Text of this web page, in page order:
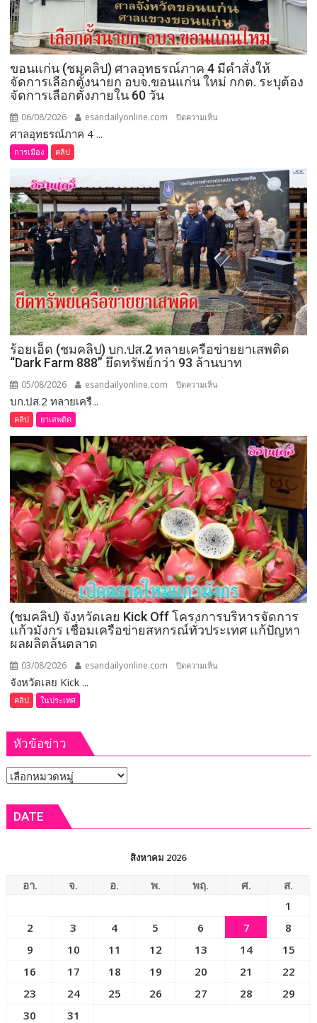
ขอนแก่น (ชมคลิป) ศาลอุทธรณ์ภาค 4 มีคำสั่งให้
จัดการเลือกตั้งนายก อบจ.ขอนแก่น ใหม่ กกต. ระบุต้อง
จัดการเลือกตั้งภายใน 60 วัน
06/08/2026 esandailyonline.com ปิดความเห็น
ศาล
อุทธรณ์
ภาค 4 มี
คำ
สั่ง
ให้
จัดการ
เลือก
ตั้ง
นายก
อบจ.ขอนแก่น
ใหม่
กกต.
ตั้ง
ภายใน 60 วัน
ศาลอุทธรณ์ภาค 4 ...
การเมือง คลิป
ร้อยเอ็ด (ชมคลิป) บก.ปส.2 ทลายเครือข่ายยาเสพติด
“Dark Farm 888” ยึดทรัพย์กว่า 93 ล้านบาท
05/08/2026 esandailyonline.com ปิดความเห็น
บก.ปส.2
ทลาย
เครือ
ข่าย
ยา
เสพ
ติด
“Dark
Farm
888”
ยึด
ทรัพย์
กว่า
บก.ปส.2 ทลายเครื...
คลิป ยาเสพติด
(ชมคลิป) จังหวัดเลย Kick Off โครงการบริหารจัดการ
แก้วมังกร เชื่อมเครือข่ายสหกรณ์ทั่วประเทศ แก้ปัญหา
ผลผลิตล้นตลาด
03/08/2026 esandailyonline.com ปิดความเห็น
Off
สหกรณ์
ทั่ว
ประเทศ
จังหวัดเลย Kick ...
คลิป ในประเทศ
หัวข้อข่าว
หัวข้อ
DATE
สิงหาคม 2026
อา. จ. อ. พ. พฤ. ศ.
ส.
1
2
3 4 5 6 7
8
9
10 11 12 13 14
15
16
17 18 19 20 21
22
23
24 25 26 27 28
29
30
31